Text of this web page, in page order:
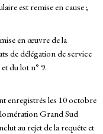
est remise en cause ;
en œuvre de la
de délégation de service
du lot n° 9.
enregistrés les 10 octobre
Grand Sud
au rejet de la requête et